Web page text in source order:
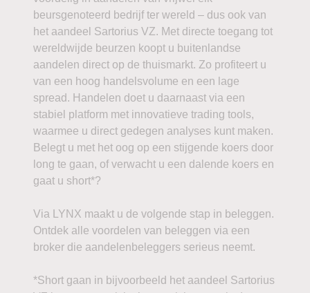
beursgenoteerd bedrijf ter wereld – dus ook van
het aandeel Sartorius VZ. Met directe toegang tot
wereldwijde beurzen koopt u buitenlandse
aandelen direct op de thuismarkt. Zo profiteert u
van een hoog handelsvolume en een lage
spread. Handelen doet u daarnaast via een
stabiel platform met innovatieve trading tools,
waarmee u direct gedegen analyses kunt maken.
Belegt u met het oog op een stijgende koers door
long te gaan, of verwacht u een dalende koers en
gaat u short*?
Via LYNX maakt u de volgende stap in beleggen.
Ontdek alle voordelen van beleggen via een
broker die aandelenbeleggers serieus neemt.
*Short gaan in bijvoorbeeld het aandeel Sartorius